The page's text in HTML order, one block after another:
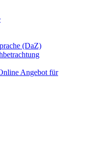
(DaZ)
Angebot für